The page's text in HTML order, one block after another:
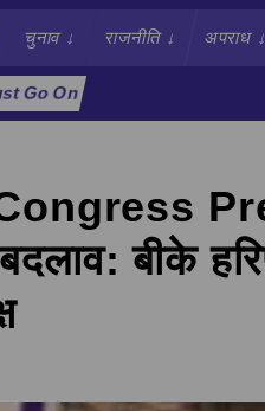
चुनाव↓ राजनीति↓ अपराध↓
Go On
बीके